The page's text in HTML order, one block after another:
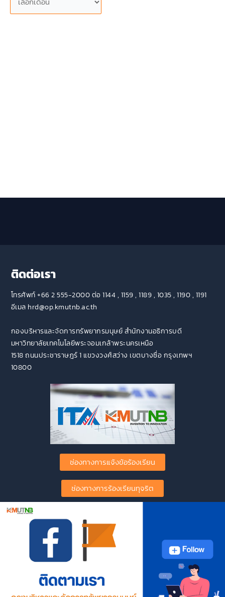
ติดต่อเรา
โทรศัพท์ +66 2 555-2000 ต่อ 1144 , 1159 , 1189 , 1035 , 1190 , 1191
อีเมล hrd@op.kmutnb.ac.th
กองบริหารและจัดการทรัพยากรมนุษย์ สำนักงานอธิการบดี
มหาวิทยาลัยเทคโนโลยีพระจอมเกล้าพระนครเหนือ
1518 ถนนประชาราษฎร์ 1 แขวงวงศ์สว่าง เขตบางซื่อ กรุงเทพฯ
10800
ช่องทางการแจ้งข้อร้องเรียน
ช่องทางการร้องเรียนทุจริต